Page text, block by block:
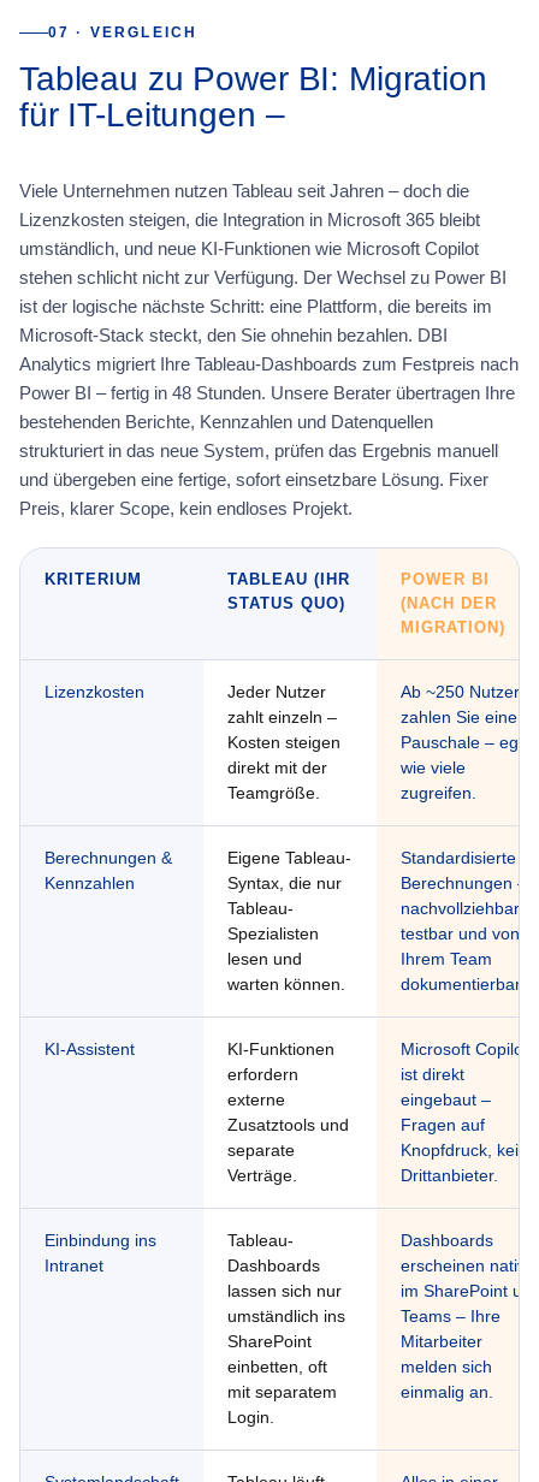
07 · VERGLEICH
Tableau zu Power BI: Migration
für IT-Leitungen –
Viele Unternehmen nutzen Tableau seit Jahren – doch die
Lizenzkosten steigen, die Integration in Microsoft 365 bleibt
umständlich, und neue KI-Funktionen wie Microsoft Copilot
stehen schlicht nicht zur Verfügung. Der Wechsel zu Power BI
ist der logische nächste Schritt: eine Plattform, die bereits im
Microsoft-Stack steckt, den Sie ohnehin bezahlen. DBI
Analytics migriert Ihre Tableau-Dashboards zum Festpreis nach
Power BI – fertig in 48 Stunden. Unsere Berater übertragen Ihre
bestehenden Berichte, Kennzahlen und Datenquellen
strukturiert in das neue System, prüfen das Ergebnis manuell
und übergeben eine fertige, sofort einsetzbare Lösung. Fixer
Preis, klarer Scope, kein endloses Projekt.
KRITERIUM
TABLEAU (IHR
STATUS QUO)
POWER BI
(NACH DER
MIGRATION)
Lizenzkosten
Jeder Nutzer
zahlt einzeln –
Kosten steigen
direkt mit der
Teamgröße.
Ab ~250 Nutzern
zahlen Sie eine
Pauschale – egal
wie viele
zugreifen.
Berechnungen &
Kennzahlen
Eigene Tableau-
Syntax, die nur
Tableau-
Spezialisten
lesen und
warten können.
Standardisierte
Berechnungen –
nachvollziehbar,
testbar und von
Ihrem Team
dokumentierbar.
KI-Assistent
KI-Funktionen
erfordern
externe
Zusatztools und
separate
Verträge.
Microsoft Copilot
ist direkt
eingebaut –
Fragen auf
Knopfdruck, kein
Drittanbieter.
Einbindung ins
Intranet
Tableau-
Dashboards
lassen sich nur
umständlich ins
SharePoint
einbetten, oft
mit separatem
Login.
Dashboards
erscheinen nativ
im SharePoint
Teams – Ihre
Mitarbeiter
melden sich
einmalig an.